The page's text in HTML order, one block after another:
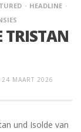
HEADLINE
TRISTAN
24 MAART 2026
und Isolde van